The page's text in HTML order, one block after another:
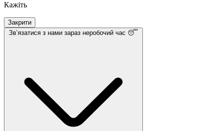
Кажіть
Закрити
Звʼязатися з нами зараз неробочий час 😴